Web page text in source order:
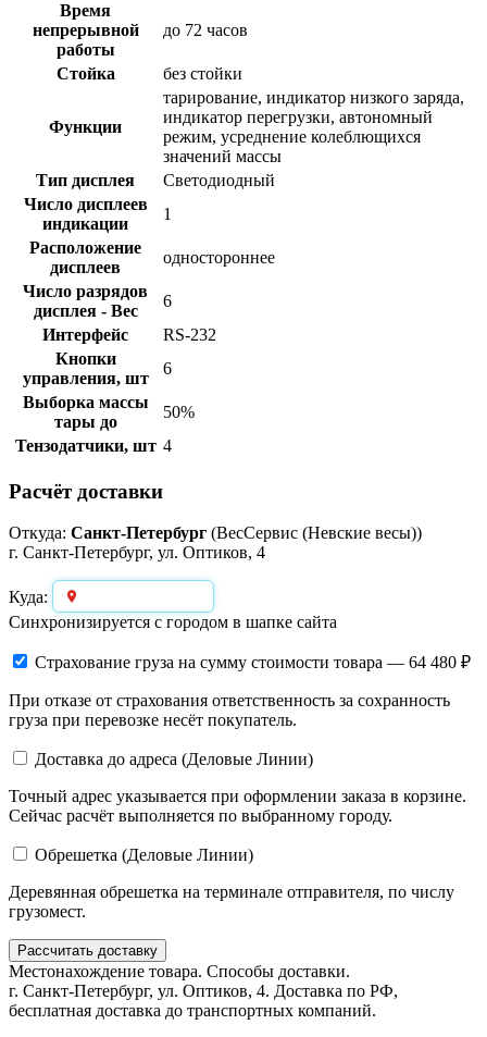
Время
непрерывной
работы
до 72 часов
Стойка без стойки
Функции
тарирование, индикатор низкого заряда,
индикатор перегрузки, автономный
режим, усреднение колеблющихся
значений массы
Тип дисплея
Светодиодный
Число дисплеев
индикации
1
Расположение
дисплеев
одностороннее
Число разрядов
дисплея - Вес
6
Интерфейс
RS-232
Кнопки
управления, шт
6
Выборка массы
тары до
50%
Тензодатчики, шт 4
Расчёт доставки
Откуда: Санкт-Петербург (ВесСервис (Невские весы))
г. Санкт-Петербург, ул. Оптиков, 4
Куда:
Синхронизируется с городом в шапке сайта
Страхование груза на сумму стоимости товара — 64 480 ₽
При отказе от страхования ответственность за сохранность
груза при перевозке несёт покупатель.
Доставка до адреса (Деловые Линии)
Точный адрес указывается при оформлении заказа в корзине.
Сейчас расчёт выполняется по выбранному городу.
Обрешетка (Деловые Линии)
Деревянная обрешетка на терминале отправителя, по числу
грузомест.
Рассчитать доставку
Местонахождение товара. Способы доставки.
г. Санкт-Петербург, ул. Оптиков, 4. Доставка по РФ,
бесплатная доставка до транспортных компаний.